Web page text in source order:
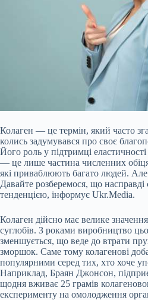
Колаген — це термін, який часто
колись задумувався про своє
Його роль у підтримці
— це лише частина численних
які приваблюють багато людей. Але
Давайте розберемося, що
тенденцією, інформує Ukr.Media.
Колаген дійсно має велике
суглобів. З роками виробництво
зменшується, що веде до втрати
зморшок. Саме тому колагенові
популярними серед тих, хто хоче
Наприклад, Браян Джонсон,
щодня вживає 25 грамів
експерименту на омолодження